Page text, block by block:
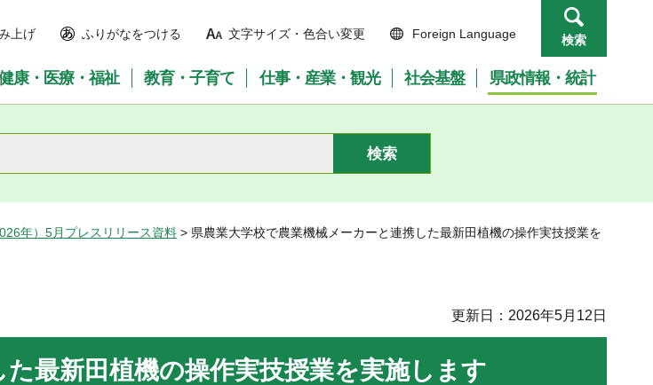
上げ ふりがなをつける 文字サイズ・色合い変更 Foreign Language 検索
康・医療・福祉 教育・子育て 仕事・産業・観光 社会基盤 県政情報・統計
年）5月プレスリリース資料 > 県農業大学校で農業機械メーカーと連携した最新田植機の操作実技授業を
更新日：2026年5月12日
最新田植機の操作実技授業を実施します